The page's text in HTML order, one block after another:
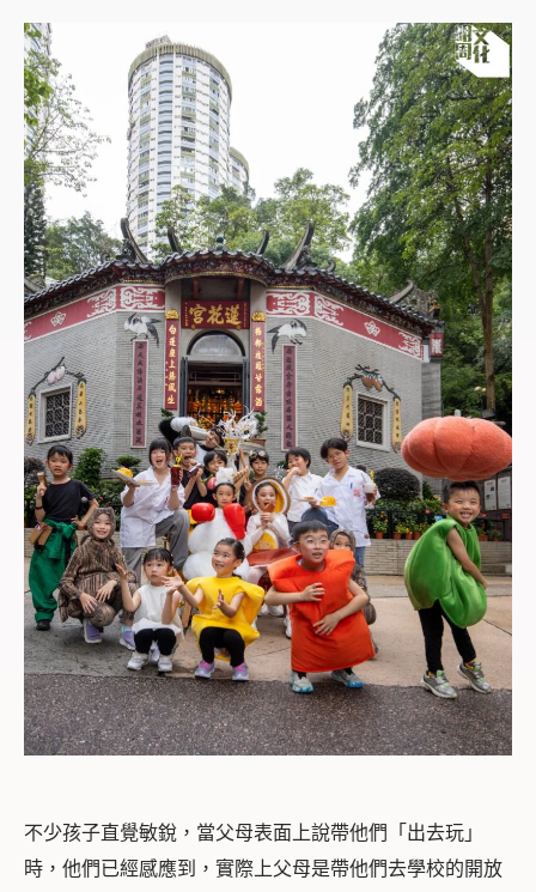
不少孩子直覺敏銳，當父母表面上說帶他們「出去玩」
時，他們已經感應到，實際上父母是帶他們去學校的開放